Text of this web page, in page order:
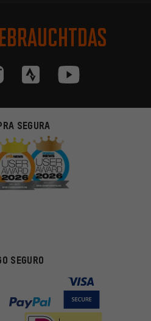
SEGURA
SEGURO